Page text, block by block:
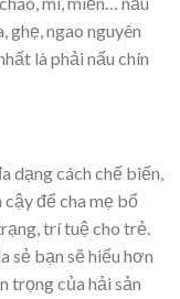
ghẹ, ngao nguyên
là phải nấu chín
dạng cách chế biến,
để cha mẹ bổ
trí tuệ cho trẻ.
sẻ bạn sẽ hiểu hơn
trọng của hải sản